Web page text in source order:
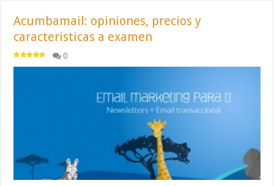
Acumbamail: opiniones, precios y
caracteristicas a examen
0